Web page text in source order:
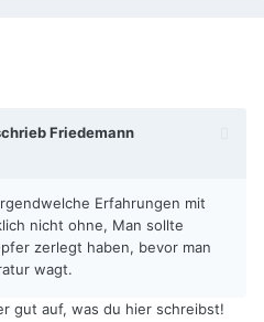
Friedemann
Erfahrungen mit
nicht ohne, Man sollte
zerlegt haben, bevor man
wagt.
gut auf, was du hier schreibst!